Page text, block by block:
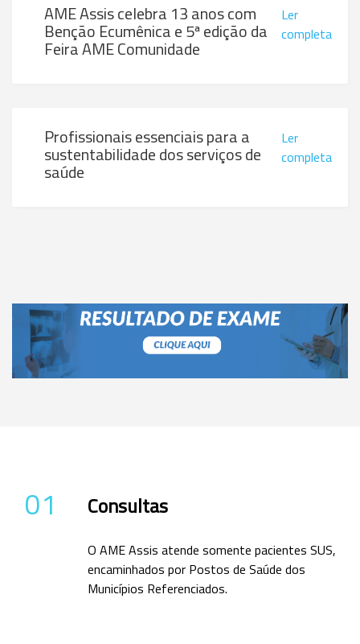
AME Assis celebra 13 anos com
Benção Ecumênica e 5ª edição da
Feira AME Comunidade
Ler
completa
Profissionais essenciais para a
sustentabilidade dos serviços de
saúde
Ler
completa
01 Consultas
O AME Assis atende somente pacientes SUS,
encaminhados por Postos de Saúde dos
Municípios Referenciados.